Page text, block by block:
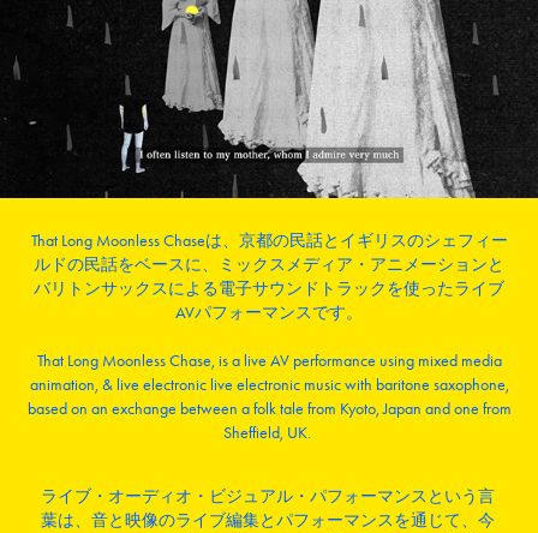
That Long Moonless Chaseは、京都の民話とイギリスのシェフィー
ルドの民話をベースに、ミックスメディア・アニメーションと
バリトンサックスによる電子サウンドトラックを使ったライブ
AVパフォーマンスです。
That Long Moonless Chase, is a live AV performance using mixed media
animation, & live electronic live electronic musicwith baritone saxophone,
based on an exchange between a folk tale from Kyoto, Japan and one from
Sheffield, UK.
ライブ・オーディオ・ビジュアル・パフォーマンスという言
葉は、音と映像のライブ編集とパフォーマンスを通じて、今